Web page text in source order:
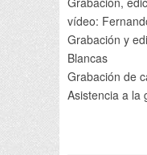
vídeo:
Grabación y
Blancas
Grabación de
Asistencia a la